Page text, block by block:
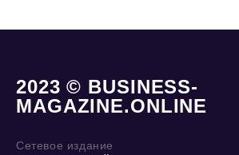
2023 © BUSINESS-
MAGAZINE.ONLINE
Сетевое издание